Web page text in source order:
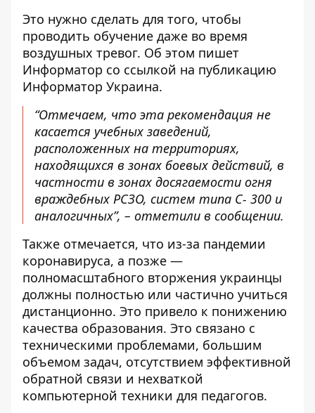
Это нужно сделать для того, чтобы
проводить обучение даже во время
воздушных тревог. Об этом пишет
Информатор со ссылкой на публикацию
Информатор Украина.
“Отмечаем, что эта рекомендация не
касается учебных заведений,
расположенных на территориях,
находящихся в зонах боевых действий, в
частности в зонах досягаемости огня
враждебных РСЗО, систем типа С- 300 и
аналогичных”, – отметили в сообщении.
Также отмечается, что из-за пандемии
коронавируса, а позже —
полномасштабного вторжения украинцы
должны полностью или частично учиться
дистанционно. Это привело к понижению
качества образования. Это связано с
техническими проблемами, большим
объемом задач, отсутствием эффективной
обратной связи и нехваткой
компьютерной техники для педагогов.